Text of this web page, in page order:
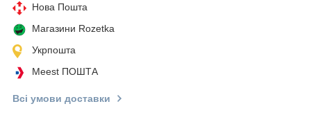
Нова Пошта
Магазини Rozetka
Укрпошта
Meest ПОШТА
Всі умови доставки